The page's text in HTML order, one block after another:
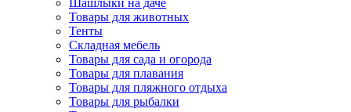
Шашлыки на даче
Товары для животных
Тенты
Складная мебель
Товары для сада и огорода
Товары для плавания
Товары для пляжного отдыха
Товары для рыбалки